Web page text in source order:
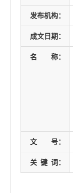
发布机构：
成文日期：
名 称：
文 号：
关 键 词：